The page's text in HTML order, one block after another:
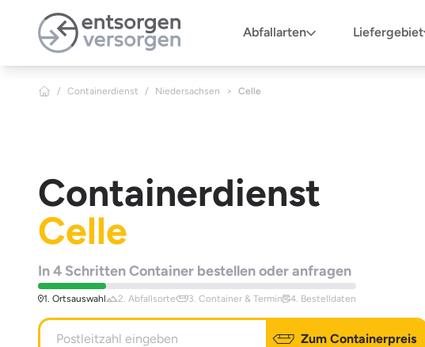
Abfallarten
Liefergebiet
/ Containerdienst / Niedersachsen > Celle
Containerdienst
Celle
In 4 Schritten Container bestellen oder anfragen
1. Ortsauswahl 2. Abfallsorte 3. Container & Termin 4. Bestelldaten
Zum Containerpreis